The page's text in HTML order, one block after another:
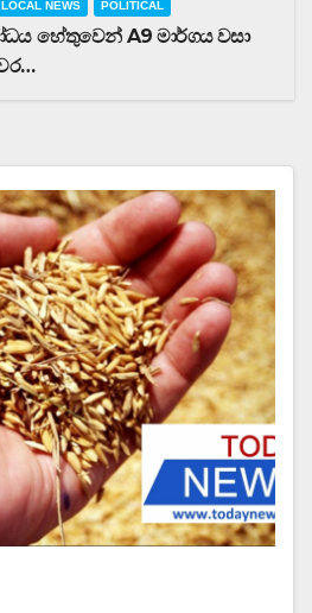
LOCAL NEWS POLITICAL
හේතුවෙන් A9 මාර්ගය වසා